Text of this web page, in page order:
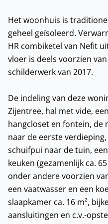
Het woonhuis is
geheel geïsoleerd.
HR combiketel van Nefit
vloer is deels voorzien
schilderwerk van 2017.
De indeling van deze
Zijentree, hal met vide,
hangcloset en fontein, de
naar de eerste
schuifpui naar de tuin,
keuken (gezamenlijk ca.
onder andere voorzien
een vaatwasser en een
slaapkamer ca. 16 m²,
aansluitingen en c.v.-